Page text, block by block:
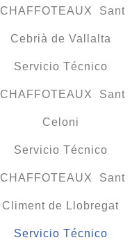
CHAFFOTEAUX Sant
Cebrià de Vallalta
Servicio Técnico
CHAFFOTEAUX Sant
Celoni
Servicio Técnico
CHAFFOTEAUX Sant
Climent de Llobregat
Servicio Técnico